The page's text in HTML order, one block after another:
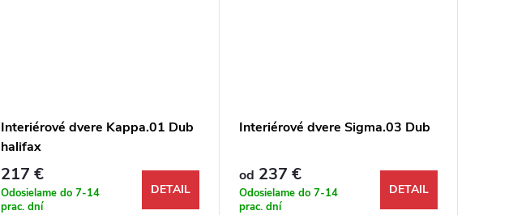
Interiérové dvere Kappa.01 Dub
halifax
217 €
Odosielame do 7-14
prac. dní
DETAIL
Interiérové dvere Sigma.03 Dub
od 237 €
Odosielame do 7-14
prac. dní
DETAIL